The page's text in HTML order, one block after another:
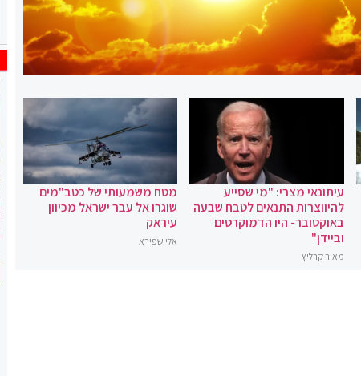
עיתונאי מצרי: "מי שסייע
להיווצרות התנאים לטבח שבעה
באוקטובר- היו הדמוקרטים
וביידן"
מאיר קרליץ
מטח משמעותי של כטב"מים
שוגרו אל עבר ישראל מכיוון
עיראק
אלי שפירא